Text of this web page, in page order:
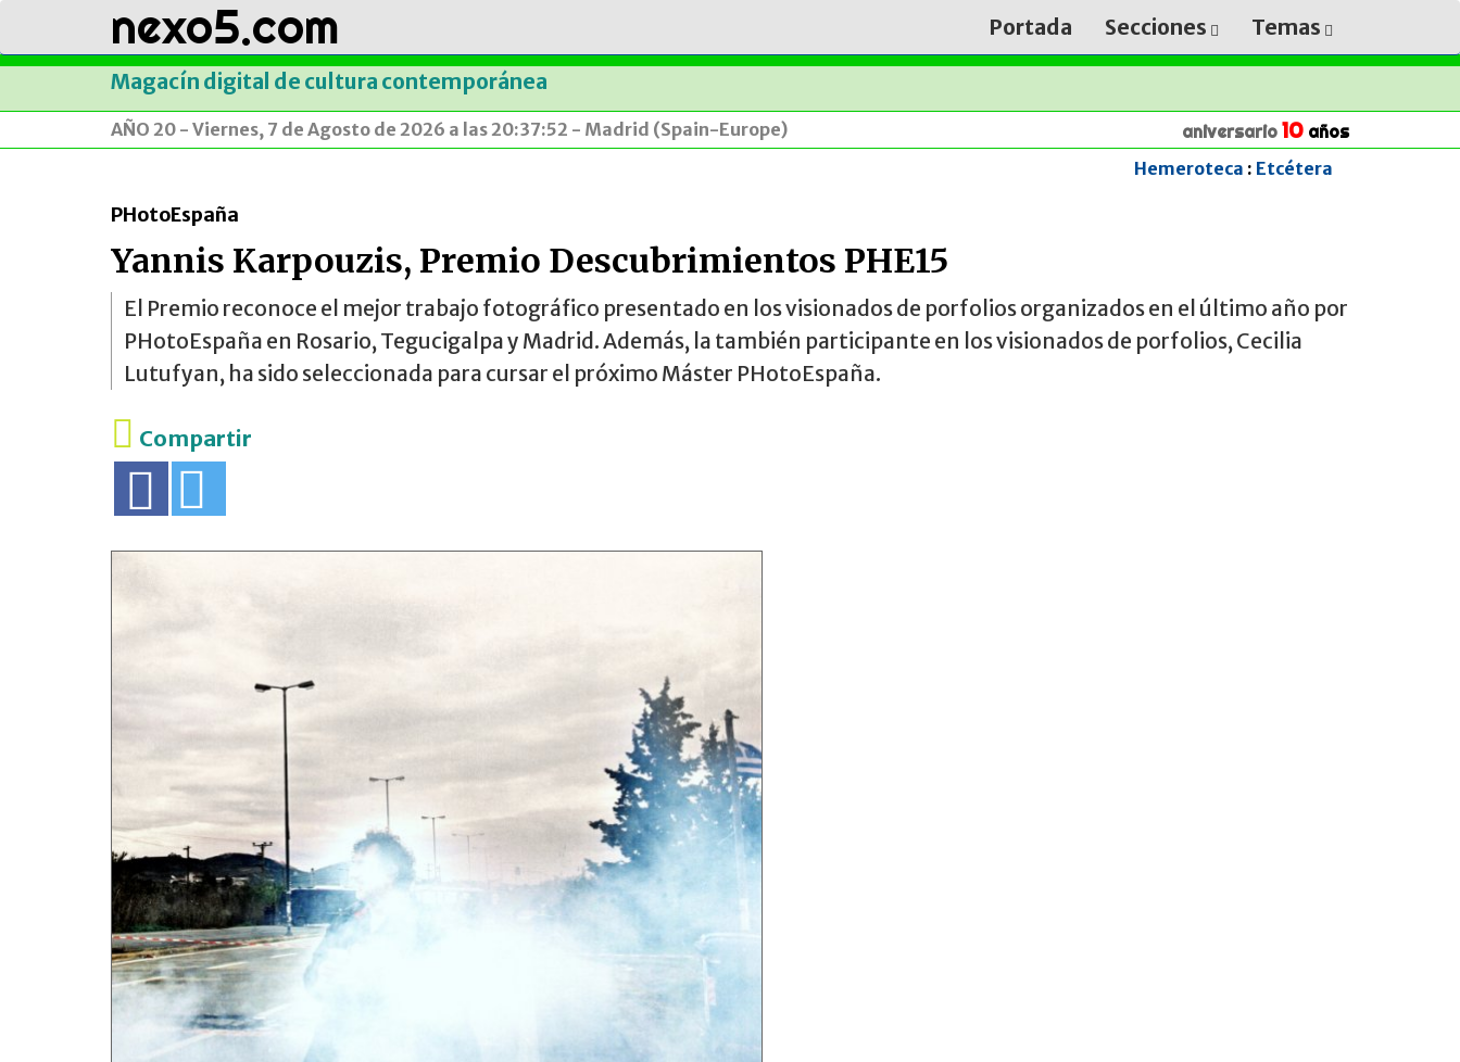
nexo5.com Portada Secciones Temas
Magacín digital de cultura contemporánea
AÑO 20 - Viernes, 7 de Agosto de 2026 a las 20:37:52 - Madrid (Spain-Europe) aniversario 10 años
Hemeroteca : Etcétera
PHotoEspaña
Yannis Karpouzis, Premio Descubrimientos PHE15
El Premio reconoce el mejor trabajo fotográfico presentado en los visionados de porfolios organizados en el último año por
PHotoEspaña en Rosario, Tegucigalpa y Madrid. Además, la también participante en los visionados de porfolios, Cecilia
Lutufyan, ha sido seleccionada para cursar el próximo Máster PHotoEspaña.
Compartir